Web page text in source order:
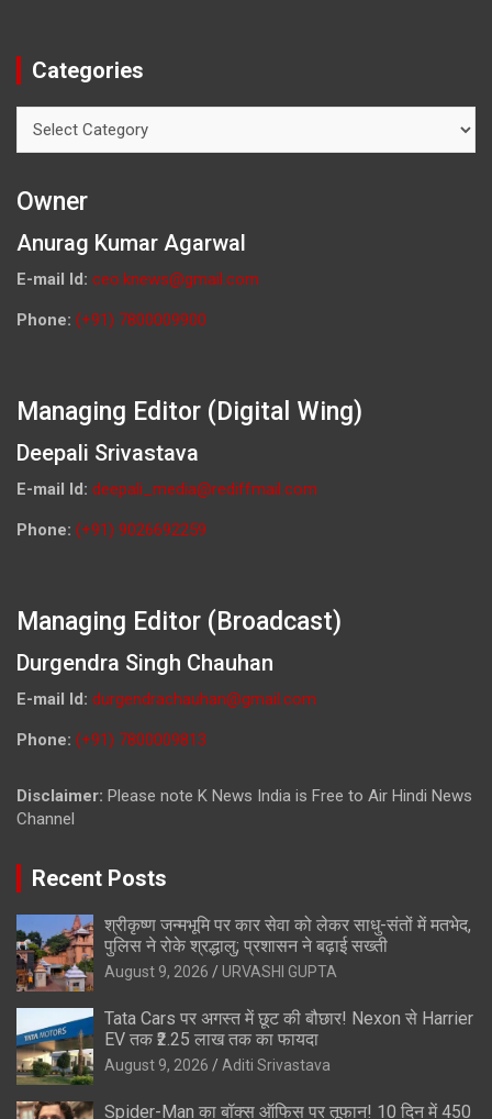
Categories
Owner
Anurag Kumar Agarwal
E-mail Id: ceo.knews@gmail.com
Phone: (+91) 7800009900
Managing Editor (Digital Wing)
Deepali Srivastava
E-mail Id: deepali_media@rediffmail.com
Phone: (+91) 9026692259
Managing Editor (Broadcast)
Durgendra Singh Chauhan
E-mail Id: durgendrachauhan@gmail.com
Phone: (+91) 7800009813
Disclaimer: Please note K News India is Free to Air Hindi News
Channel
Recent Posts
श्रीकृष्ण जन्मभूमि पर कार सेवा को लेकर साधु-संतों में मतभेद,
पुलिस ने रोके श्रद्धालु; प्रशासन ने बढ़ाई सख्ती
August 9, 2026 URVASHI GUPTA
Tata Cars पर अगस्त में छूट की बौछार! Nexon से Harrier
EV तक ₹2.25 लाख तक का फायदा
August 9, 2026 Aditi Srivastava
Spider-Man का बॉक्स ऑफिस पर तूफान! 10 दिन में 450